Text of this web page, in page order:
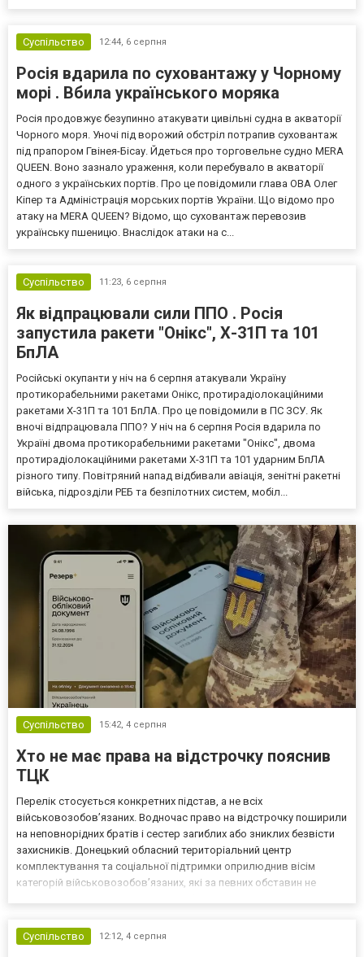
Суспільство 12:44, 6 серпня
Росія вдарила по суховантажу у Чорному
морі . Вбила українського моряка
Росія продовжує безупинно атакувати цивільні судна в акваторії
Чорного моря. Уночі під ворожий обстріл потрапив суховантаж
під прапором Гвінея-Бісау. Йдеться про торговельне судно MERA
QUEEN. Воно зазнало ураження, коли перебувало в акваторії
одного з українських портів. Про це повідомили глава ОВА Олег
Кіпер та Адміністрація морських портів України. Що відомо про
атаку на MERA QUEEN? Відомо, що суховантаж перевозив
українську пшеницю. Внаслідок атаки на с...
Суспільство 11:23, 6 серпня
Як відпрацювали сили ППО . Росія
запустила ракети "Онікс", Х-31П та 101
БпЛА
Російські окупанти у ніч на 6 серпня атакували Україну
протикорабельними ракетами Онікс, протирадіолокаційними
ракетами Х-31П та 101 БпЛА. Про це повідомили в ПС ЗСУ. Як
вночі відпрацювала ППО? У ніч на 6 серпня Росія вдарила по
Україні двома протикорабельними ракетами "Онікс", двома
протирадіолокаційними ракетами Х-31П та 101 ударним БпЛА
різного типу. Повітряний напад відбивали авіація, зенітні ракетні
війська, підрозділи РЕБ та безпілотних систем, мобіл...
Суспільство 15:42, 4 серпня
Хто не має права на відстрочку пояснив
ТЦК
Перелік стосується конкретних підстав, а не всіх
військовозобов’язаних. Водночас право на відстрочку поширили
на неповнорідних братів і сестер загиблих або зниклих безвісти
захисників. Донецький обласний територіальний центр
комплектування та соціальної підтримки оприлюднив вісім
категорій військовозобов’язаних, які за певних обставин не
Суспільство
12:12, 4 серпня